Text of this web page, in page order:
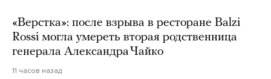
«Верстка»: после взрыва в ресторане Balzi
Rossi могла умереть вторая родственница
генерала Александра Чайко
11 часов назад